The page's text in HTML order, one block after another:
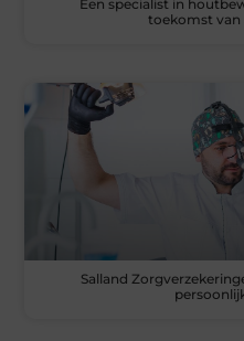
Een specialist in
toekomst
Salland